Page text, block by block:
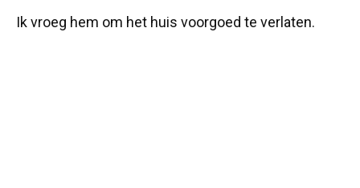
Ik vroeg hem om het huis voorgoed te verlaten.